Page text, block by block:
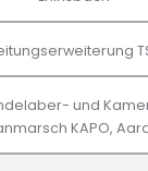
und
KAPO,